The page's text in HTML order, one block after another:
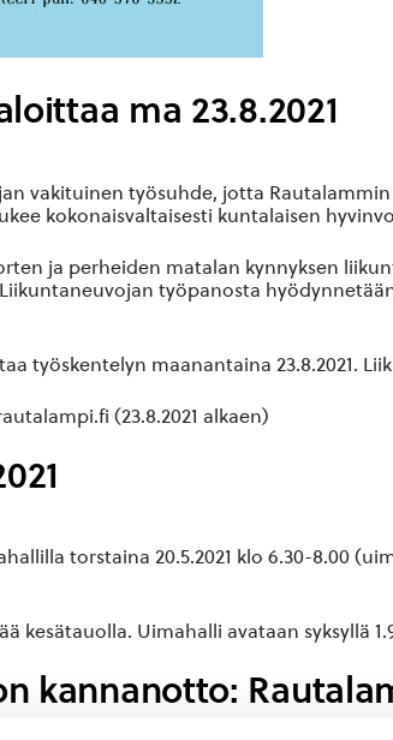
ma 23.8.2021
vakituinen työsuhde, jotta
kokonaisvaltaisesti kuntalaisen
ja perheiden matalan kynnyksen
työpanosta
työskentelyn maanantaina 23.8.2021.
(23.8.2021 alkaen)
torstaina 20.5.2021 klo 6.30-8.00
kesätauolla. Uimahalli avataan syksyllä
kannanotto: